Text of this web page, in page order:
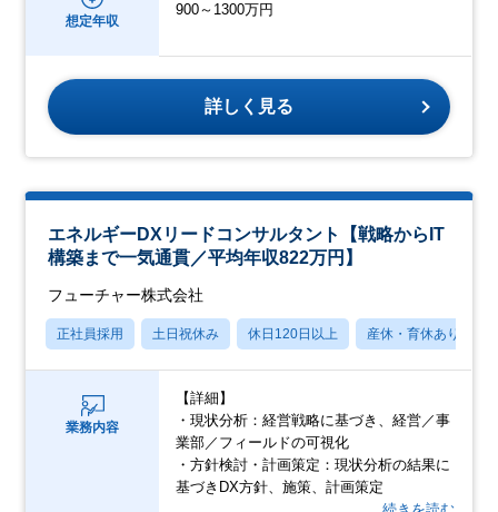
想定年収
900～1300万円
詳しく見る
エネルギーDXリードコンサルタント【戦略からIT
構築まで一気通貫／平均年収822万円】
フューチャー株式会社
正社員採用 土日祝休み 休日120日以上 産休・育休あり
業務内容
【詳細】
・現状分析：経営戦略に基づき、経営／事
業部／フィールドの可視化
・方針検討・計画策定：現状分析の結果に
基づきDX方針、施策、計画策定